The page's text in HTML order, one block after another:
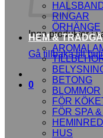
Inga produkter i
Gå tillbaka till
0
RINGAR
ÖRHÄNGE
HEM &
BETONG
BLOMMOR
FÖR
FÖR SPA
HUS